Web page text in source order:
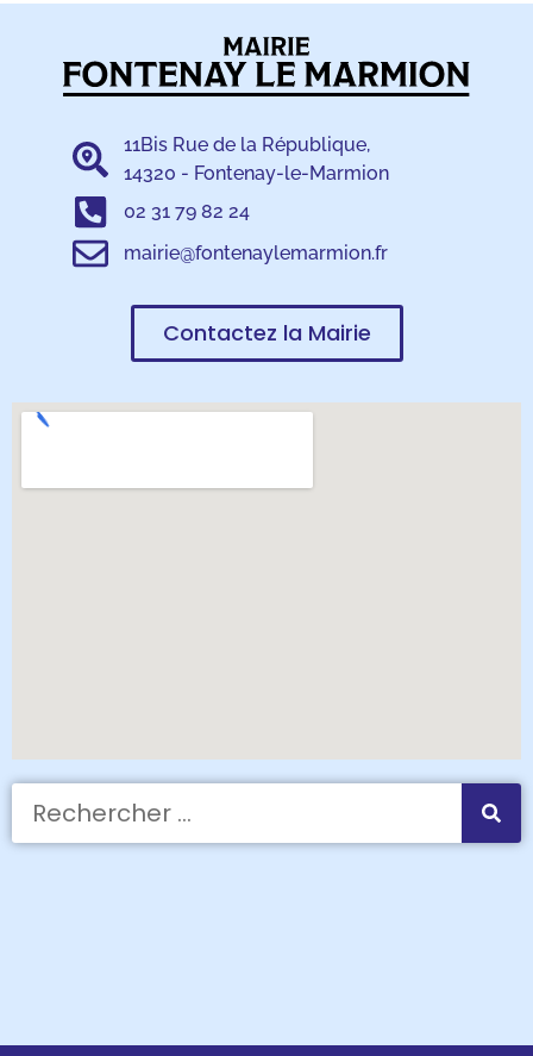
11Bis Rue de la République,
14320 - Fontenay-le-Marmion
02 31 79 82 24
mairie@fontenaylemarmion.fr
Contactez la Mairie